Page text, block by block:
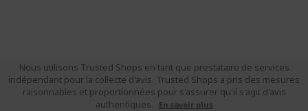
Nous utilisons Trusted Shops en tant que prestataire de services
indépendant pour la collecte d'avis. Trusted Shops a pris des mesures
raisonnables et proportionnées pour s'assurer qu'il s'agit d'avis
authentiques.
En savoir plus